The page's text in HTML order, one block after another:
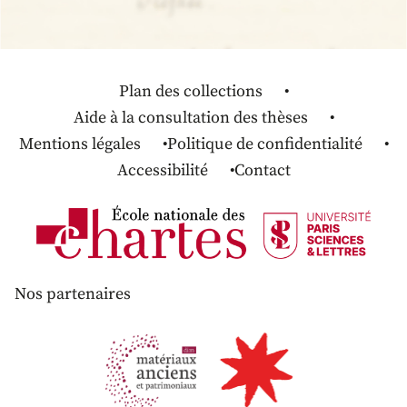
Plan des collections
Aide à la consultation des thèses
Mentions légales
Politique de confidentialité
Accessibilité
Contact
Nos partenaires